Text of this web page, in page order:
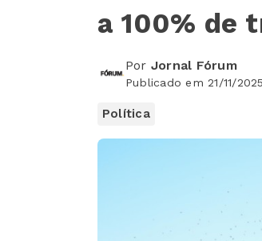
a 100% de
Por Jornal Fórum
Publicado em 21/11/
Política